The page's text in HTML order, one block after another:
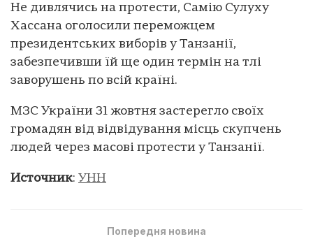
Не дивлячись на протести, Самію Сулуху
Хассана оголосили переможцем
президентських виборів у Танзанії,
забезпечивши їй ще один термін на тлі
заворушень по всій країні.
МЗС України 31 жовтня застерегло своїх
громадян від відвідування місць скупчень
людей через масові протести у Танзанії.
Источник: УНН
Попередня новина